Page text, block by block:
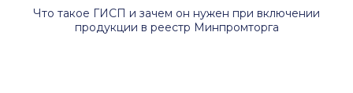
Что такое ГИСП и зачем он нужен при включении
продукции в реестр Минпромторга